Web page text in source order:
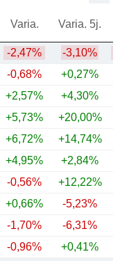
Varia. Varia. 5j.
-2,47% -3,10%
-0,68% +0,27%
+2,57% +4,30%
+5,73% +20,00%
+6,72% +14,74%
+4,95% +2,84%
-0,56% +12,22%
+0,66% -5,23%
-1,70% -6,31%
-0,96% +0,41%